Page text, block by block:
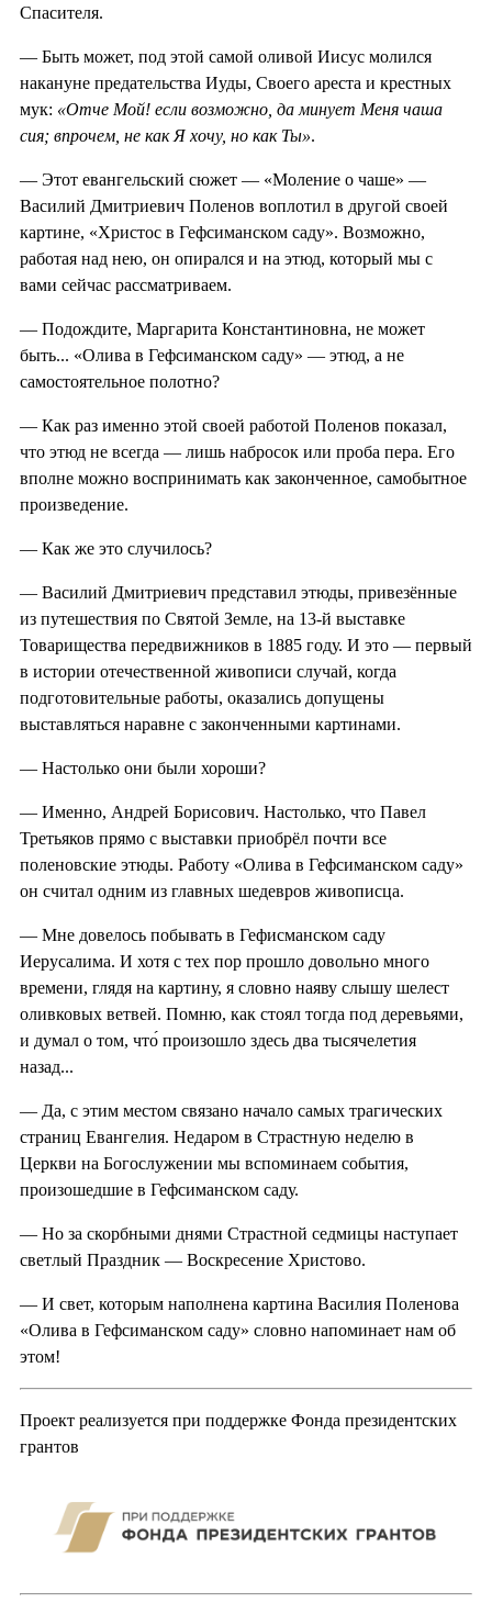
Спасителя.
— Быть может, под этой самой оливой Иисус молился
накануне предательства Иуды, Своего ареста и крестных
мук: «Отче Мой! если возможно, даминует Меня чаша
сия; впрочем, не как Я хочу, но как Ты».
— Этот евангельский сюжет — «Моление о чаше» —
Василий Дмитриевич Поленов воплотил в другой своей
картине, «Христос в Гефсиманском саду». Возможно,
работая над нею, он опирался и на этюд, который мы с
вами сейчас рассматриваем.
— Подождите, Маргарита Константиновна, не может
быть... «Олива в Гефсиманском саду» — этюд, а не
самостоятельное полотно?
— Как раз именно этой своей работой Поленов показал,
что этюд не всегда — лишь набросок или проба пера. Его
вполне можно воспринимать как законченное, самобытное
произведение.
— Как же это случилось?
— Василий Дмитриевич представил этюды, привезённые
из путешествия по Святой Земле, на 13-й выставке
Товарищества передвижников в 1885 году. И это — первый
в истории отечественной живописи случай, когда
подготовительные работы, оказались допущены
выставляться наравне с законченными картинами.
— Настолько они были хороши?
— Именно, Андрей Борисович. Настолько, что Павел
Третьяков прямо с выставки приобрёл почти все
поленовские этюды. Работу «Олива в Гефсиманском саду»
он считал одним из главных шедевров живописца.
— Мне довелось побывать в Гефисманском саду
Иерусалима. И хотя с тех пор прошло довольно много
времени, глядя на картину, я словно наяву слышу шелест
оливковых ветвей. Помню, как стоял тогда под деревьями,
и думал о том, что́ произошло здесь два тысячелетия
назад...
— Да, с этим местом связано начало самых трагических
страниц Евангелия. Недаром в Страстную неделю в
Церкви на Богослужении мы вспоминаем события,
произошедшие в Гефсиманском саду.
— Но за скорбными днями Страстной седмицы наступает
светлый Праздник — Воскресение Христово.
— И свет, которым наполнена картина Василия Поленова
«Олива в Гефсиманском саду» словно напоминает нам об
этом!
Проект реализуется при поддержке Фонда президентских
грантов